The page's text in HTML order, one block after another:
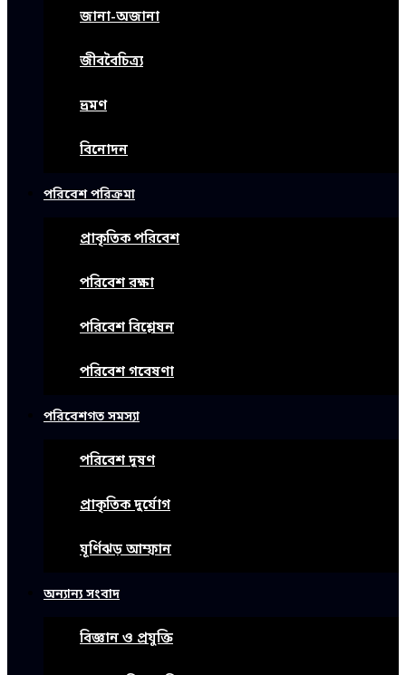
জানা-অজানা
জীববৈচিত্র্য
ভ্রমণ
বিনোদন
পরিবেশ পরিক্রমা
প্রাকৃতিক পরিবেশ
পরিবেশ রক্ষা
পরিবেশ বিশ্লেষন
পরিবেশ গবেষণা
পরিবেশগত সমস্যা
পরিবেশ দূষণ
প্রাকৃতিক দুর্যোগ
ঘূর্ণিঝড় আম্ফান
অন্যান্য সংবাদ
বিজ্ঞান ও প্রযুক্তি